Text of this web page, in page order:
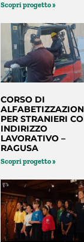
Scopri progetto »
CORSO DI
PER STRANIERI
INDIRIZZO
LAVORATIVO –
RAGUSA
Scopri progetto »